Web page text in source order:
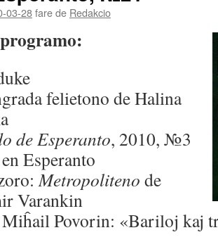
03-28fare de Redakcio
felietono de Halina
de Esperanto, 2010, №3
Esperanto
Metropoliteno de
Varankin
Miĥail Povorin: «Bariloj kaj